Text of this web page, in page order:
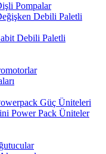
Pompalar
Debili Paletli
Debili Paletli
Güç Üniteleri
Power Pack Üniteler